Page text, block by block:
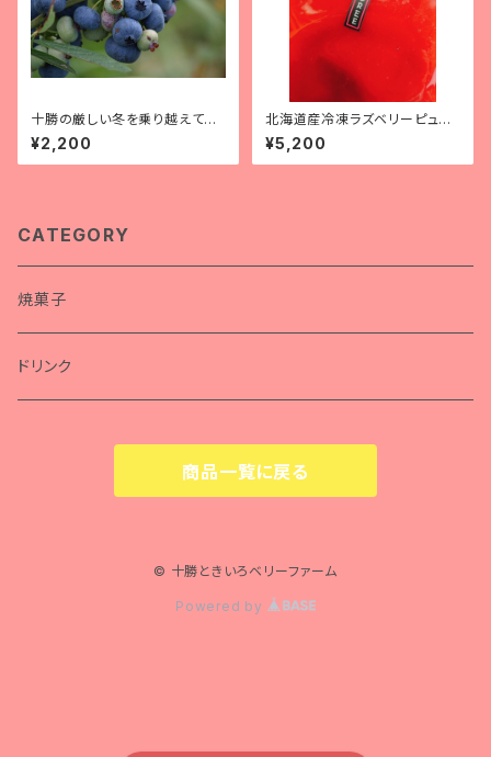
十勝の厳しい冬を乗り越えて育
つ！2026年産『北海道十勝産有
機冷凍ブルーベリー』【サイズ
混】 500g
¥2,200
北海道産冷凍ラズベリーピュー
レ( 1kg ) 【冷凍便】
¥5,200
CATEGORY
焼菓子
ドリンク
商品一覧に戻る
© 十勝ときいろベリーファーム
Powered by